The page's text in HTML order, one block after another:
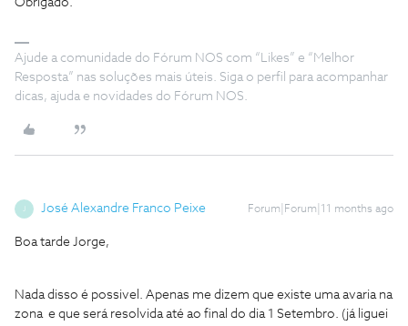
Obrigado.
Ajude a comunidade do Fórum NOS com “Likes” e “Melhor
Resposta” nas soluções mais úteis. Siga o perfil para acompanhar
dicas, ajuda e novidades do Fórum NOS.
José Alexandre Franco Peixe Forum|Forum|11 months ago
Boa tarde Jorge,
Nada disso é possivel. Apenas me dizem que existe uma avaria na
zona e que será resolvida até ao final do dia 1 Setembro. (já liguei